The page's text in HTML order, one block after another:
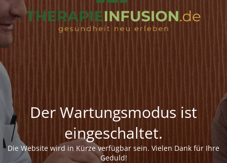
Der Wartungsmodus ist
eingeschaltet.
Die Website wird in Kürze verfügbar sein. Vielen Dank für Ihre
Geduld!